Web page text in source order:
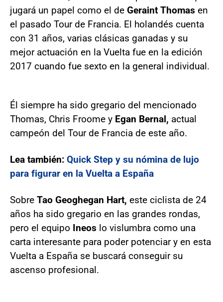
jugará un papel como el de Geraint Thomas en
el pasado Tour de Francia. El holandés cuenta
con 31 años, varias clásicas ganadas y su
mejor actuación en la Vuelta fue en la edición
2017 cuando fue sexto en la general individual.
Él siempre ha sido gregario del mencionado
Thomas, Chris Froome y Egan Bernal, actual
campeón del Tour de Francia de este año.
Lea también: Quick Step y su nómina de lujo
para figurar en la Vuelta a España
Sobre Tao Geoghegan Hart, este ciclista de 24
años ha sido gregario en las grandes rondas,
pero el equipo Ineos lo vislumbra como una
carta interesante para poder potenciar y en esta
Vuelta a España se buscará conseguir su
ascenso profesional.